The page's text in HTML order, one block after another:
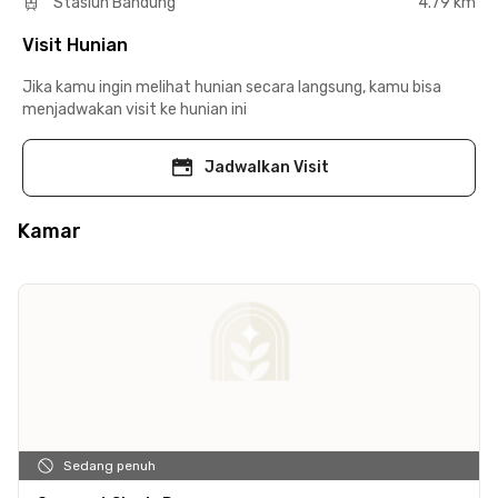
Visit Hunian
Jika kamu ingin melihat hunian secara langsung, kamu bisa
menjadwakan visit ke hunian ini
Jadwalkan Visit
Kamar
Sedang penuh